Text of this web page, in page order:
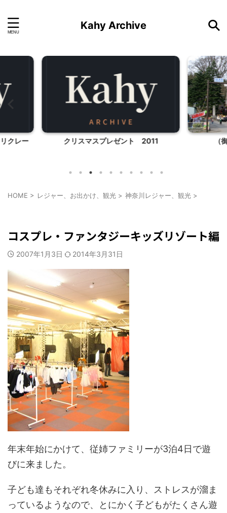
Kahy Archive
（御柱祭） 諏訪大社の話
HOME > レジャー、お出かけ、観光 > 神奈川レジャー、観光 >
コスプレ・ファンタジーキッズリゾート編
2007年1月3日 2014年3月31日
年末年始にかけて、従姉ファミリーが3泊4日で遊
びに来ました。
子ども達もそれぞれ冬休みに入り、ストレスが溜ま
っているようなので、とにかく子どもがたくさん遊